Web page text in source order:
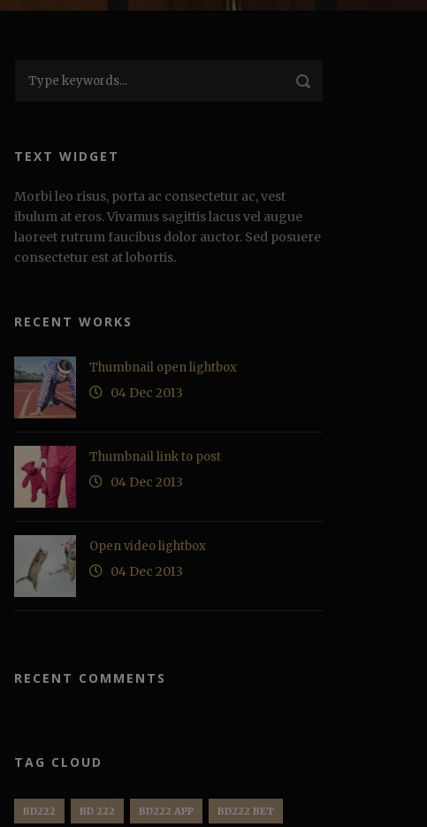
TEXT WIDGET
Morbi leo risus, porta ac consectetur ac, vest
ibulum at eros. Vivamus sagittis lacus vel augue
laoreet rutrum faucibus dolor auctor. Sed posuere
consectetur est at lobortis.
RECENT WORKS
Thumbnail open lightbox
04 Dec 2013
Thumbnail link to post
04 Dec 2013
Open video lightbox
04 Dec 2013
RECENT COMMENTS
TAG CLOUD
BD222 BD 222 BD222 APP BD222 BET